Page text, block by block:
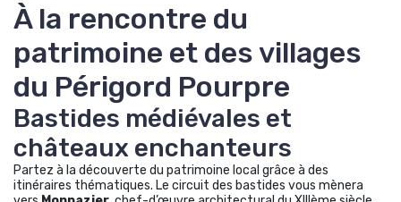
À la rencontre du
patrimoine et des villages
du Périgord Pourpre
Bastides médiévales et
châteaux enchanteurs
Partez à la découverte du patrimoine local grâce à des
itinéraires thématiques. Le circuit des bastides vous mènera